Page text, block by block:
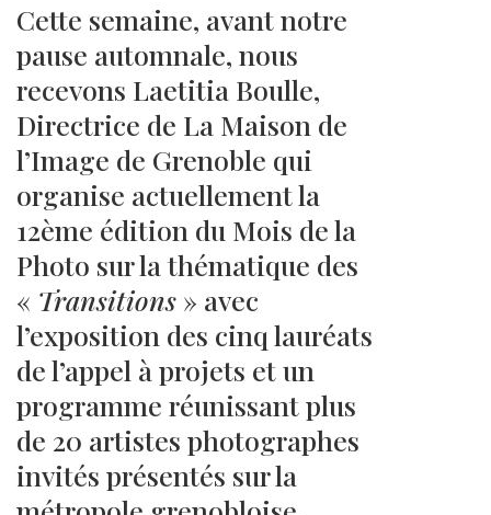
Cette semaine, avant notre
pause automnale, nous
recevons Laetitia Boulle,
Directrice de La Maison de
l’Image de Grenoble qui
organise actuellement la
12ème édition du Mois de la
Photo sur la thématique des
« Transitions » avec
l’exposition des cinq lauréats
de l’appel à projets et un
programme réunissant plus
de 20 artistes photographes
invités présentés sur la